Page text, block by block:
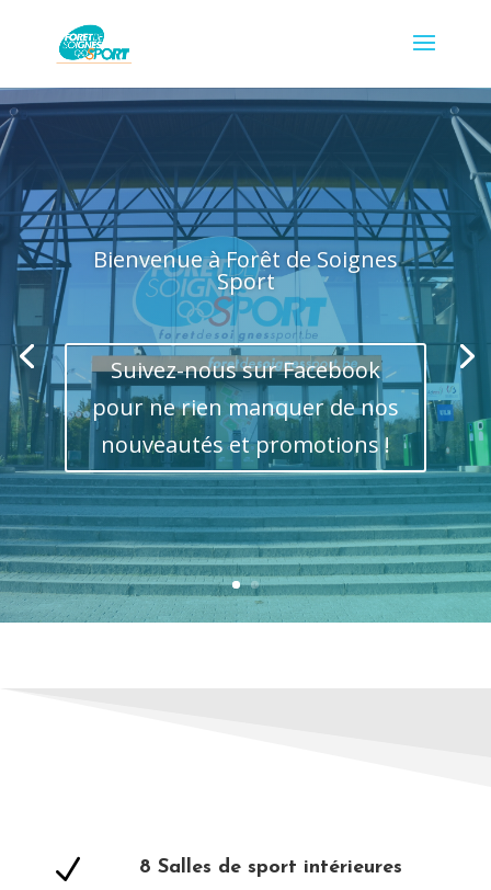
Bienvenue à Forêt de Soignes
Sport
Suivez-nous sur Facebook
pour ne rien manquer de nos
nouveautés et promotions !
N 8 Salles de sport intérieures